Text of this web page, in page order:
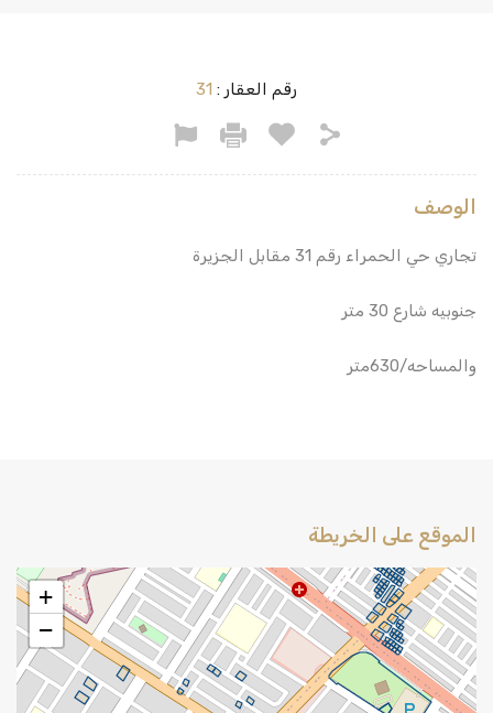
رقم العقار : 31
الوصف
تجاري حي الحمراء رقم 31 مقابل الجزيرة
جنوبيه شارع 30 متر
والمساحه/630متر
الموقع على الخريطة
+
−